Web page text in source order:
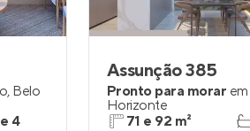
, Belo
4
Assunção 385
Pronto para morar em
Horizonte
71 e 92 m²